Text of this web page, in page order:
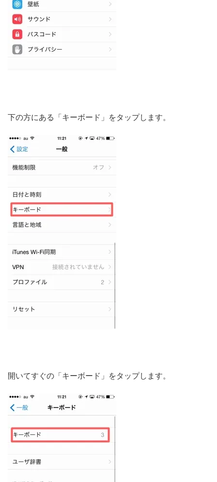
下の方にある「キーボード」をタップします。
開いてすぐの「キーボード」をタップします。